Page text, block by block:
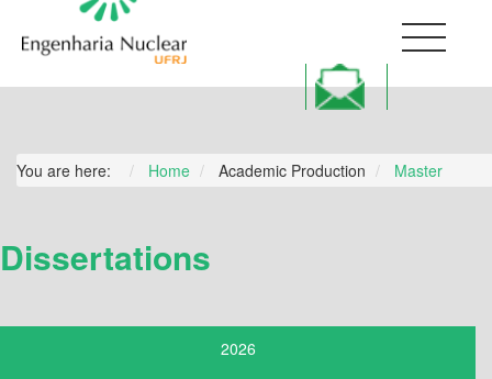
You are here: Home Academic Production Master
Dissertations
2026